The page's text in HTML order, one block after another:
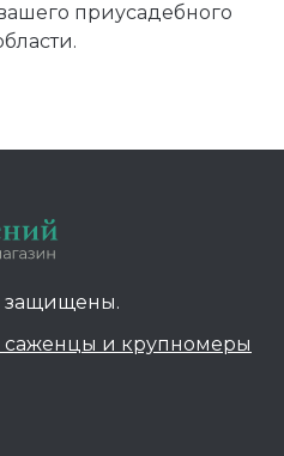
приусадебного
защищены.
саженцы и крупномеры